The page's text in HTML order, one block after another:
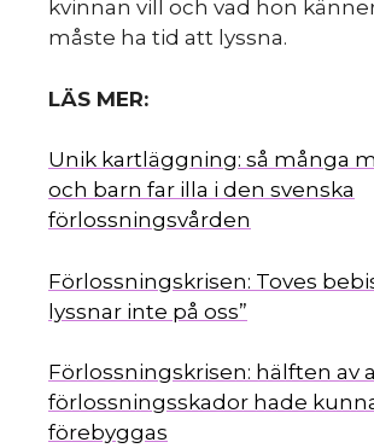
kvinnan vill och vad hon
måste ha tid att lyssna.
LÄS MER:
Unik kartläggning: så många
och barn far illa i den svenska
förlossningsvården
Förlossningskrisen: Toves
lyssnar inte på oss”
Förlossningskrisen: hälften av
förlossningsskador hade
förebyggas